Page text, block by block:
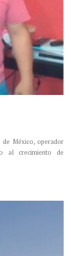
México, operador
al crecimiento de